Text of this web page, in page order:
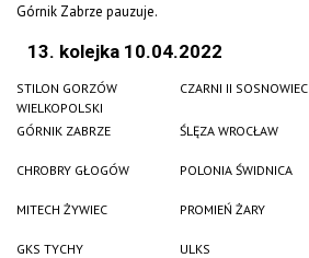
Górnik Zabrze pauzuje.
13. kolejka 10.04.2022
STILON GORZÓW
WIELKOPOLSKI
CZARNI II SOSNOWIEC
GÓRNIK ZABRZE ŚLĘZA WROCŁAW
CHROBRY GŁOGÓW POLONIA ŚWIDNICA
MITECH ŻYWIEC PROMIEŃ ŻARY
GKS TYCHY
ULKS